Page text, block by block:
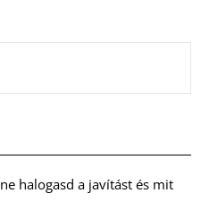
halogasd a javítást és mit